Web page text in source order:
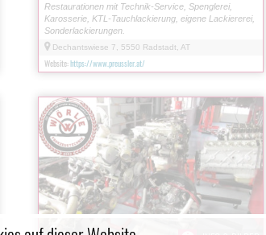
Restaurationen mit Technik-Service, Spenglerei,
Karosserie, KTL-Tauchlackierung, eigene Lackiererei,
Sonderlackierungen.
Dechantswiese 7, 5550 Radstadt, AT
Website:https://www.preussler.at/